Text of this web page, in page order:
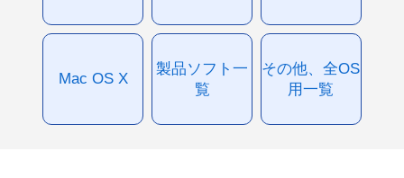
Mac OS X
製品ソフト一
覧
その他、全OS
用一覧